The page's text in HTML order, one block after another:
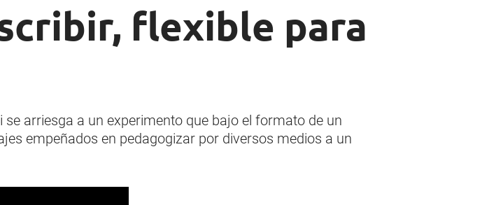
flexible para
arriesga a un experimento que bajo el formato de un
empeñados en pedagogizar por diversos medios a un